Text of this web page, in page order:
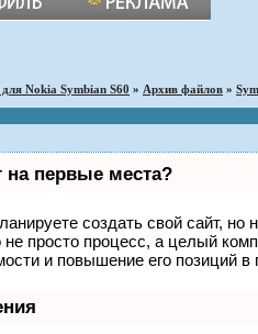
Nokia Symbian S60 » Архив файлов »
на первые места?
создать свой сайт, но
просто процесс, а целый
и повышение его позиций в